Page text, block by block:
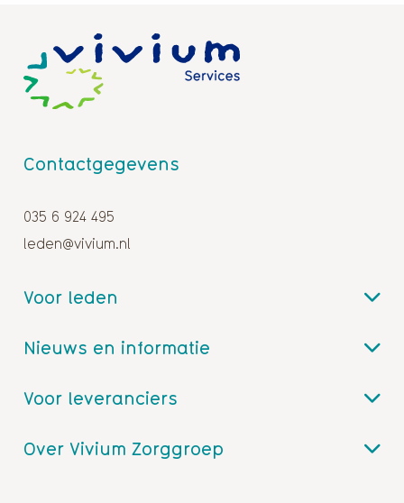
Contactgegevens
035 6 924 495
leden@vivium.nl
Voor leden
Nieuws en informatie
Voor leveranciers
Over Vivium Zorggroep